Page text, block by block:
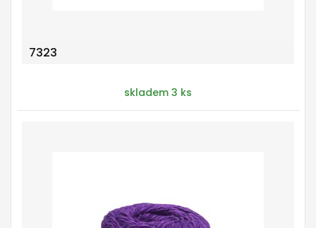
7323
skladem 3 ks